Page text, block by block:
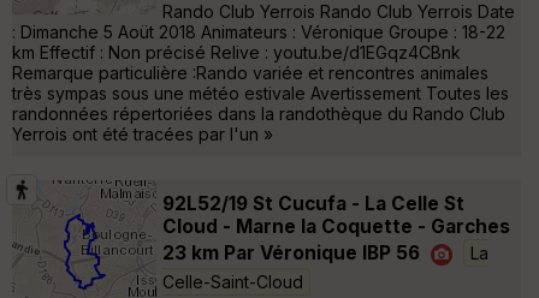
Rando Club Yerrois Rando Club Yerrois Date
: Dimanche 5 Aoüt 2018 Animateurs : Véronique Groupe : 18-22
km Effectif : Non précisé Relive : youtu.be/d1EGqz4CBnk
Remarque particulière :Rando variée et rencontres animales
très sympas sous une météo estivale Avertissement Toutes les
randonnées répertoriées dans la randothèque du Rando Club
Yerrois ont été tracées par l'un »
92L52/19 St Cucufa - La Celle St
Cloud - Marne la Coquette - Garches
23 km Par Véronique IBP 56
La
Celle-Saint-Cloud